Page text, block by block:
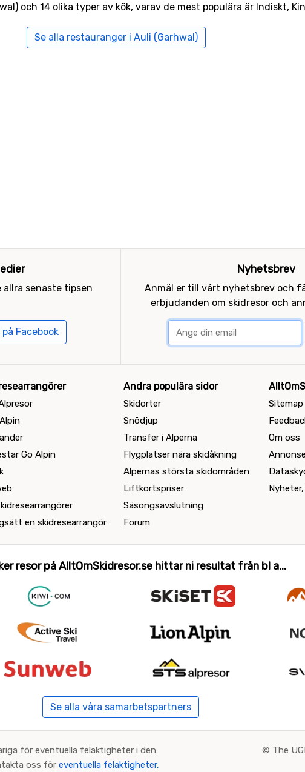
och 14 olika typer av kök, varav de mest populära är Indiskt,
Se alla restauranger i Auli (Garhwal)
allra senaste tipsen
på Facebook
Nyhetsbrev
Anmäl er till vårt nyhetsbrev och
erbjudanden om skidresor och
Go Alpin
en skidresearrangör
Andra populära sidor
Skidorter
Snödjup
Transfer i Alperna
Flygplatser nära skidåkning
Alpernas största skidområden
Liftkortspriser
Säsongsavslutning
Forum
Sitemap
Om oss
resor på AlltOmSkidresor.se hittar ni resultat från bl a...
Se alla våra samarbetspartners
för eventuella felaktigheter i den
oss för eventuella felaktigheter,
© The